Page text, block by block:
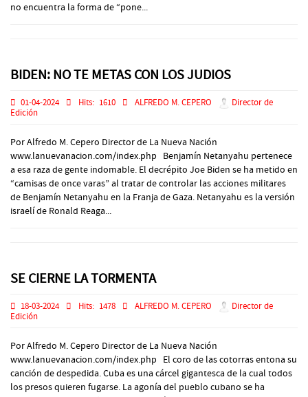
no encuentra la forma de “pone...
BIDEN: NO TE METAS CON LOS JUDIOS
01-04-2024 Hits: 1610 ALFREDO M. CEPERO
Director de
Edición
Por Alfredo M. Cepero Director de La Nueva Nación
www.lanuevanacion.com/index.php Benjamín Netanyahu pertenece
a esa raza de gente indomable. El decrépito Joe Biden se ha metido en
“camisas de once varas” al tratar de controlar las acciones militares
de Benjamín Netanyahu en la Franja de Gaza. Netanyahu es la versión
israelí de Ronald Reaga...
SE CIERNE LA TORMENTA
18-03-2024 Hits: 1478 ALFREDO M. CEPERO
Director de
Edición
Por Alfredo M. Cepero Director de La Nueva Nación
www.lanuevanacion.com/index.php El coro de las cotorras entona su
canción de despedida. Cuba es una cárcel gigantesca de la cual todos
los presos quieren fugarse. La agonía del pueblo cubano se ha